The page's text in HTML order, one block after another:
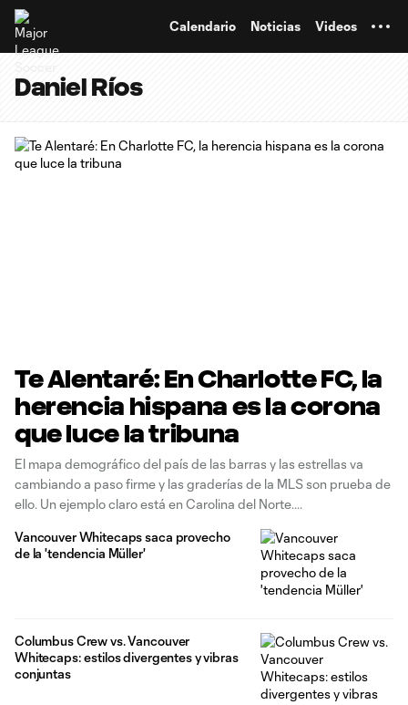
Calendario Noticias Videos
Daniel Ríos
Te Alentaré: En Charlotte FC, la
herencia hispana es la corona
que luce la tribuna
El mapa demográfico del país de las barras y las estrellas va
cambiando a paso firme y las graderías de la MLS son prueba de
ello. Un ejemplo claro está en Carolina del Norte.
Vancouver Whitecaps saca provecho
de la 'tendencia Müller'
Columbus Crew vs. Vancouver
Whitecaps: estilos divergentes y vibras
conjuntas